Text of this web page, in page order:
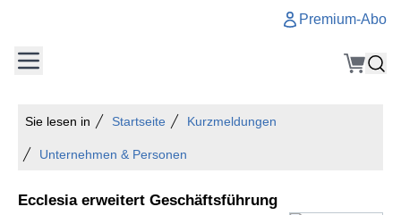
Premium-Abo
Sie lesen in Startseite Kurzmeldungen
Unternehmen & Personen
Ecclesia erweitert Geschäftsführung